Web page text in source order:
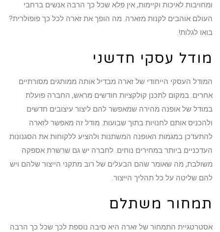
ומחויבות לאיכות וקיימות, אין פלא שכל כך הרבה אנשים ברחבי
העולם אוהבים לקנות מזארה. מה הופך את זארה לכל כך פופולרית?
בואו לגלות!
מודל עסקי חדשני
המודל העסקי הייחודי של זארה מבדיל אותה ממותגים מסורתיים
אחרים. במקום לתכנן קולקציות חודשים מראש, החברה פועלת
במודל של אופנה מהירה שמאפשר להם ליצור עיצובים חדשים
ולהכניס אותם לחנויות בתוך שבועות. מודל זה מאפשר לזארה
להתעדכן במגמות האופנה המשתנות ולהציע ללקוחות את הסגנונות
העדכניים ביותר במחירים נוחים. לחברה יש גם שרשרת אספקה
משולבת, מה שאומר שהם הבעלים של רוב מתקני הייצור שלהם ויש
להם שליטה על כל תהליך הייצור.
תמחור משתלם
אסטרטגיית התמחור של זארה היא סיבה נוספת לכך שכל כך הרבה